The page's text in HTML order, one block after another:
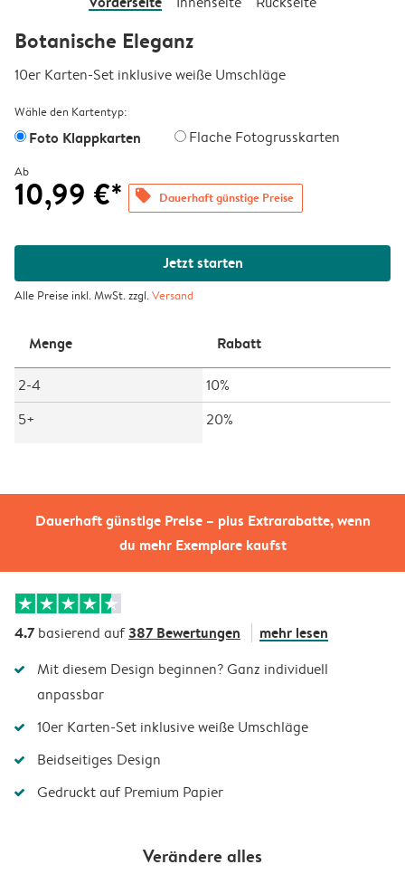
Dauerhaft günstige Preise – plus Extrarabatte, wenn
du mehr Exemplare kaufst
Botanische Eleganz
10er Karten-Set inklusive weiße Umschläge
Wähle den Kartentyp:
Foto Klappkarten Flache Fotogrusskarten
Ab
10,99 €* offers Dauerhaft günstige Preise
Jetzt starten
Alle Preise inkl. MwSt. zzgl.Versand
Menge Rabatt
2-4
10%
5+
20%
4.7 basierend auf387 Bewertungen mehr lesen
Mit diesem Design beginnen? Ganz individuell
anpassbar
10er Karten-Set inklusive weiße Umschläge
Beidseitiges Design
Gedruckt auf Premium Papier
Verändere alles